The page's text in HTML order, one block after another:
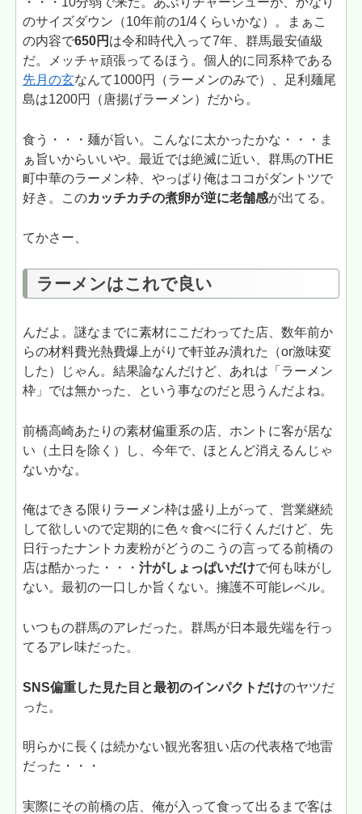
のサイズダウン（10年前の1/4くらいかな）。まぁこ
の内容で650円 は令和時代入って7年、群馬最安値級
だ。メッチャ頑張ってるほう。個人的に同系枠である
先月の玄なんて1000円（ラーメンのみで）、足利麺尾
島は1200円（唐揚げラーメン）だから。
食う・・・麺が旨い。こんなに太かったかな・・・ま
ぁ旨いからいいや。最近では絶滅に近い、群馬のTHE
町中華のラーメン枠、やっぱり俺はココがダントツで
好き。このカッチカチの煮卵が逆に老舗感が出てる。
てかさー、
ラーメンはこれで良い
んだよ。謎なまでに素材にこだわってた店、数年前か
らの材料費光熱費爆上がりで軒並み潰れた（or激味変
した）じゃん。結果論なんだけど、あれは「ラーメン
枠」では無かった、という事なのだと思うんだよね。
前橋高崎あたりの素材偏重系の店、ホントに客が居な
い（土日を除く）し、今年で、ほとんど消えるんじゃ
ないかな。
俺はできる限りラーメン枠は盛り上がって、営業継続
して欲しいので定期的に色々食べに行くんだけど、先
日行ったナントカ麦粉がどうのこうの言ってる前橋の
店は酷かった・・・汁がしょっぱいだけで何も味がし
ない。最初の一口しか旨くない。擁護不可能レベル。
いつもの群馬のアレだった。群馬が日本最先端を行っ
てるアレ味だった。
SNS偏重した見た目と最初のインパクトだけのヤツだ
った。
明らかに長くは続かない観光客狙い店の代表格で地雷
だった・・・
実際にその前橋の店、俺が入って食って出るまで客は